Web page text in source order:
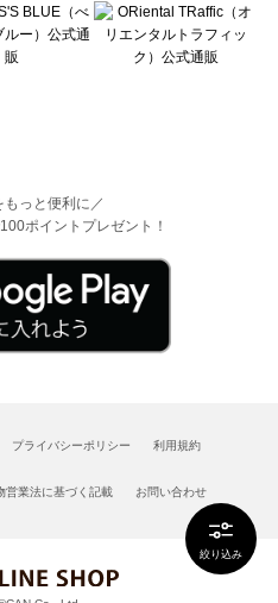
絞り込み
もっと便利に／
ポイントプレゼント！
プライバシーポリシー 利用規約
営業法に基づく記載 お問い合わせ